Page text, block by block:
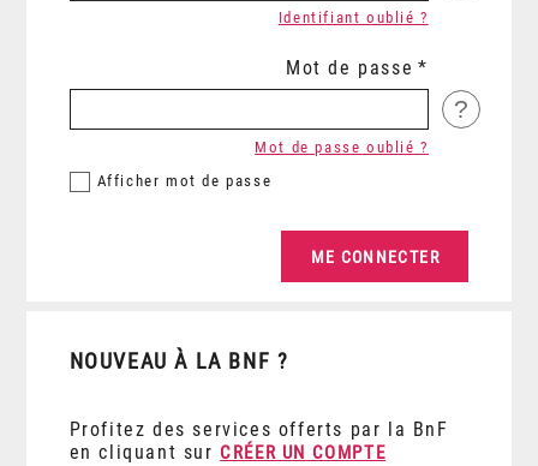
Identifiant oublié ?
Mot de passe
?
Afficher mot de passe
Mot de passe oublié ?
NOUVEAU À LA BNF ?
Profitez des services offerts par la BnF
en cliquant sur CRÉER UN COMPTE